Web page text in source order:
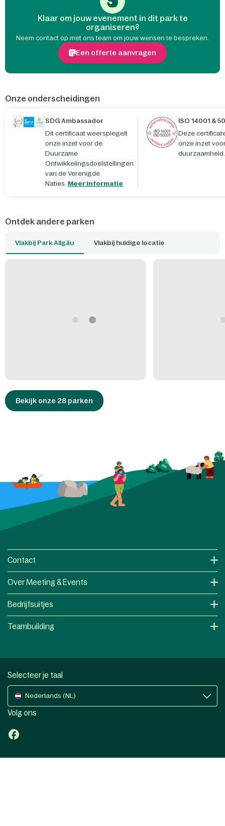
Klaar om jouw evenement in dit park te
organiseren?
Neem contact op met ons team om jouw wensen te bespreken.
Een offerte aanvragen
Onze onderscheidingen
SDG Ambassador
Dit certificaat weerspiegelt
onze inzet voor de
Duurzame
Ontwikkelingsdoelstellingen
van de Verenigde
Naties. Meer informatie
ISO 14001 &
Deze
onze inzet
duurzaamheid.
Ontdek andere parken
Vlakbij Park Allgäu Vlakbij huidige locatie
Bekijk onze 28 parken
Contact
Over Meeting & Events
Bedrijfsuitjes
Teambuilding
Selecteer je taal
Nederlands (NL)
Volg ons